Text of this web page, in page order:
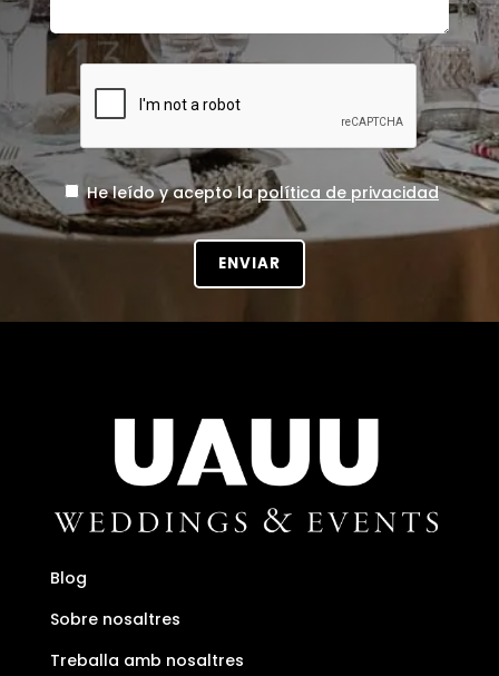
He leído y acepto lapolítica de privacidad
Blog
Sobre nosaltres
Treballa amb nosaltres